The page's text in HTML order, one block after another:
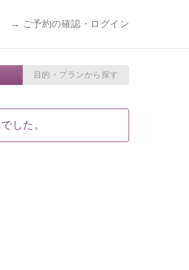
→ ご予約の確認・ログイン
目的・プランから探す
した。